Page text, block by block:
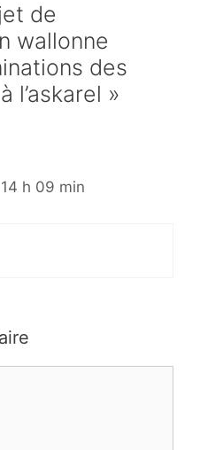
de
wallonne
des
l’askarel »
h 09 min